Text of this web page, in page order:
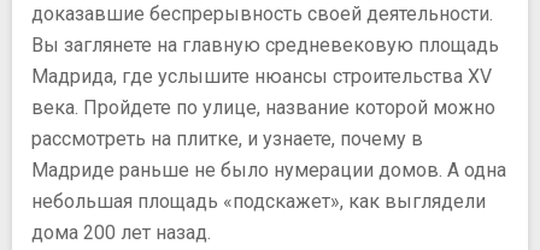
доказавшие беспрерывность своей деятельности.
Вы заглянете на главную средневековую площадь
Мадрида, где услышите нюансы строительства XV
века. Пройдете по улице, название которой можно
рассмотреть на плитке, и узнаете, почему в
Мадриде раньше не было нумерации домов. А одна
небольшая площадь «подскажет», как выглядели
дома 200 лет назад.